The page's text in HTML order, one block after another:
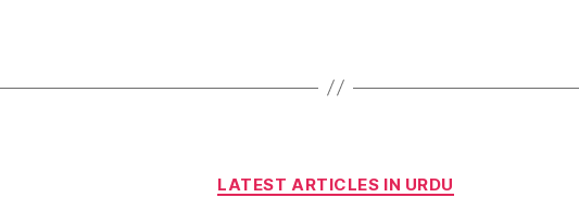
Categories
LATEST ARTICLES IN URDU